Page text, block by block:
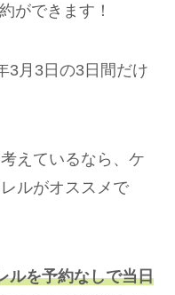
ができます！
3月3日の3日間だけ
えているなら、ケ
ルがオススメで
ルを予約なしで当日